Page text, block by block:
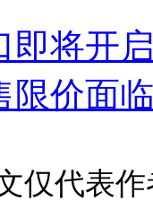
即将开
限价面
仅代表